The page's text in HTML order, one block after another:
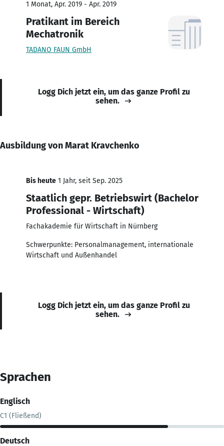
1 Monat, Apr. 2019 - Apr. 2019
Pratikant im Bereich
Mechatronik
TADANO FAUN GmbH
Logg Dich jetzt ein, um das ganze Profil zu
sehen.
Ausbildung von Marat Kravchenko
Bis heute 1 Jahr, seit Sep. 2025
Staatlich gepr. Betriebswirt (Bachelor
Professional - Wirtschaft)
Fachakademie für Wirtschaft in Nürnberg
Schwerpunkte: Personalmanagement, internationale
Wirtschaft und Außenhandel
Logg Dich jetzt ein, um das ganze Profil zu
sehen.
Sprachen
Englisch
C1 (Fließend)
Deutsch